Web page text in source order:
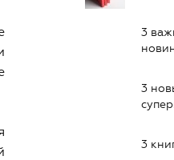
3
3
3